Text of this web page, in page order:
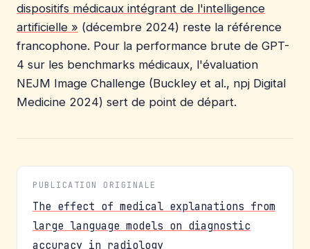
dispositifs médicaux intégrant de l'intelligence
artificielle » (décembre 2024) reste la référence
francophone. Pour la performance brute de GPT-
4 sur les benchmarks médicaux, l'évaluation
NEJM Image Challenge (Buckley et al., npj Digital
Medicine 2024) sert de point de départ.
PUBLICATION ORIGINALE
The effect of medical explanations from
large language models on diagnostic
accuracy in radiology